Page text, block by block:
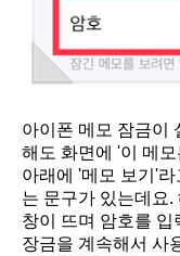
아이폰 메모 잠금이
해도 화면에 '이 메
아래에 '메모 보기'
는 문구가 있는데요.
창이 뜨며 암호를 입
장금을 계속해서 사